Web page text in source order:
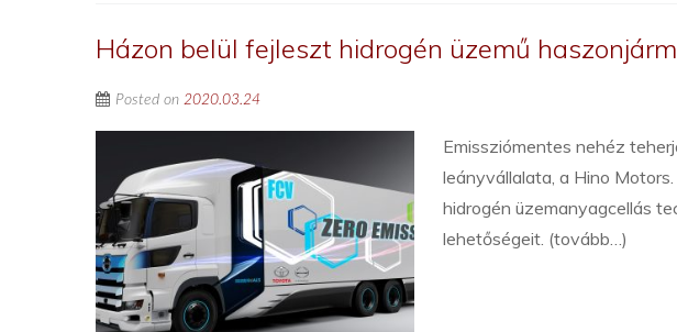
Házon belül fejleszt hidrogén üzemű
Posted on 2020.03.24
Emissziómentes nehéz
leányvállalata, a Hino
hidrogén üzemanyagcellás
lehetőségeit. (tovább…)